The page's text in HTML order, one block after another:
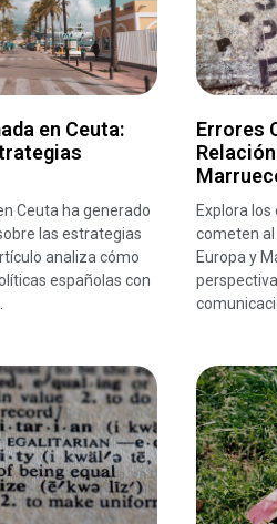
en Ceuta:
Ceuta ha generado
las estrategias
analiza cómo
españolas con
Errores
Explora
cometen
Europa y